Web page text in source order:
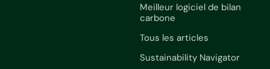
Meilleur logiciel de bilan
carbone
Tous les articles
Sustainability Navigator